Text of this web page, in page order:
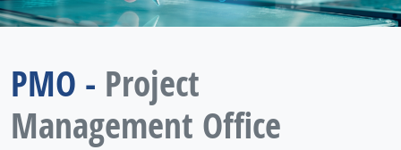
PMO - Project
Management Office